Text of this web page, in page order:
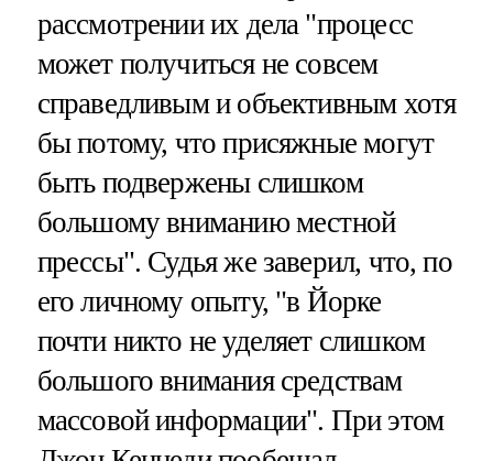
рассмотрении их дела "процесс
может получиться не совсем
справедливым и объективным хотя
бы потому, что присяжные могут
быть подвержены слишком
большому вниманию местной
прессы". Судья же заверил, что, по
его личному опыту, "в Йорке
почти никто не уделяет слишком
большого внимания средствам
массовой информации". При этом